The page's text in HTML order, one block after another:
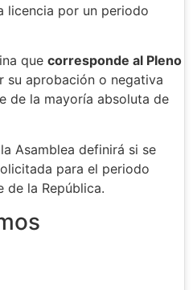
licencia por un periodo
que corresponde al Pleno
su aprobación o negativa
de la mayoría absoluta de
Asamblea definirá si se
para el periodo
de la República.